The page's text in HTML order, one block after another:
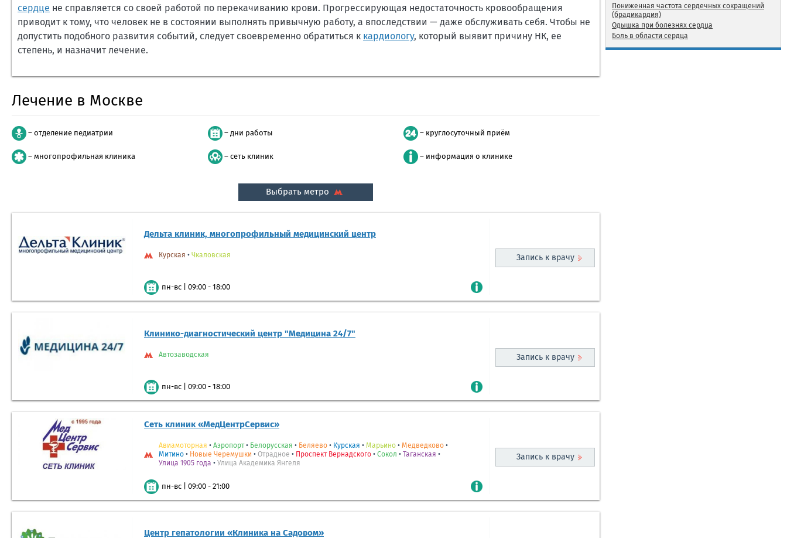
сердце не справляется со своей работой по перекачиванию крови. Прогрессирующая недостаточность кровообращения
приводит к тому, что человек не в состоянии выполнять привычную работу, а впоследствии — даже обслуживать себя. Чтобы не
допустить подобного развития событий, следует своевременно обратиться к кардиологу, который выявит причину НК, ее
степень, и назначит лечение.
Лечение в Москве
– отделение педиатрии – дни работы – круглосуточный приём
– многопрофильная клиника – сеть клиник – информация о клинике
Выбрать метро
Дельта клиник, многопрофильный медицинский центр
Курская • Чкаловская Запись к врачу
пн-вс 09:00 - 18:00
Клинико-диагностический центр "Медицина 24/7"
Автозаводская Запись к врачу
пн-вс 09:00 - 18:00
Сеть клиник «МедЦентрСервис»
Авиамоторная • Аэропорт• Белорусская • Беляево • Курская • Марьино • Медведково •
Митино • Новые Черемушки • Отрадное • Проспект Вернадского • Сокол • Таганская •
Улица 1905 года • Улица Академика Янгеля
Запись к врачу
пн-вс 09:00 - 21:00
Центр гепатологии «Клиника на Садовом»
Пониженная частота сердечных сокращений
(брадикардия)
Одышка при болезнях сердца
Боль в области сердца